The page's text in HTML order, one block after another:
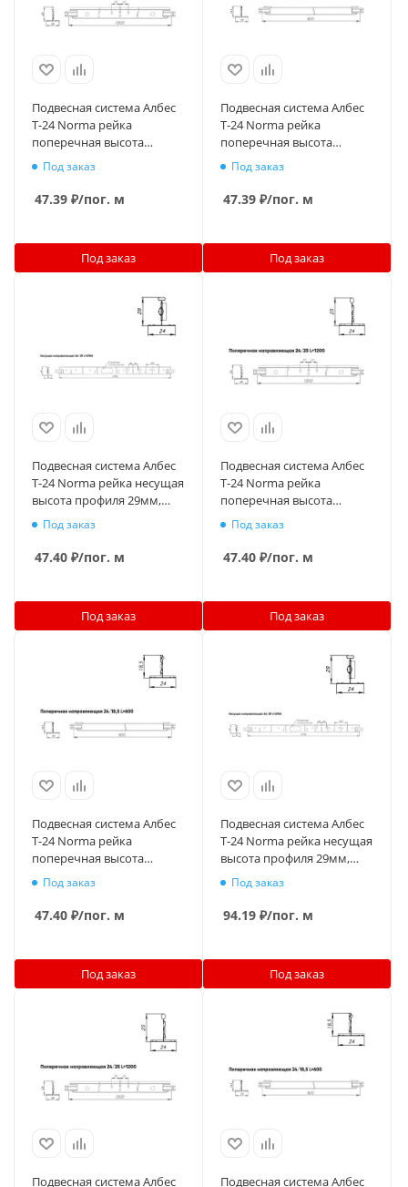
Подвесная система Албес
T-24 Norma рейка
поперечная высота
профиля 25мм, длина
1200мм, металлик
матовый
Под заказ
47.39 ₽/пог. м
Под заказ
Подвесная система Албес
T-24 Norma рейка
поперечная высота
профиля 18.5мм, длина
600мм, металлик матовый
Под заказ
47.39 ₽/пог. м
Под заказ
Подвесная система Албес
T-24 Norma рейка несущая
высота профиля 29мм,
длина 3700мм, черный
Под заказ
47.40 ₽/пог. м
Под заказ
Подвесная система Албес
T-24 Norma рейка
поперечная высота
профиля 25мм, длина
1200мм, черный
Под заказ
47.40 ₽/пог. м
Под заказ
Подвесная система Албес
T-24 Norma рейка
поперечная высота
профиля 18.5мм, длина
600мм, черный
Под заказ
47.40 ₽/пог. м
Под заказ
Подвесная система Албес
T-24 Norma рейка несущая
высота профиля 29мм,
длина 3700мм, золото
Под заказ
94.19 ₽/пог. м
Под заказ
Подвесная система Албес
Подвесная система Албес